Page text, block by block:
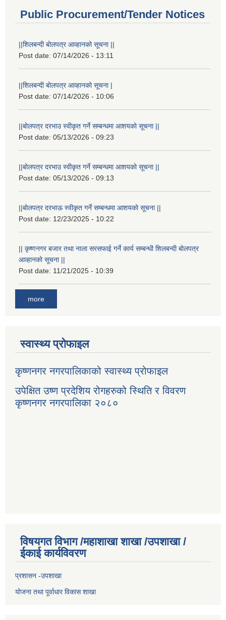
Public Procurement/Tender Notices
||शिलबन्दी बोलपत्र आव्हानको सूचना ||
Post date: 07/14/2026 - 13:11
||शिलबन्दी बोलपत्र आव्हानको सूचना |
Post date: 07/14/2026 - 10:06
||बोलपत्र दरभाउ स्वीकृत गर्ने सम्बन्धमा आशयको सूचना ||
Post date: 05/13/2026 - 09:23
||बोलपत्र दरभाउ स्वीकृत गर्ने सम्बन्धमा आशयको सूचना ||
Post date: 05/13/2026 - 09:13
||बोलपत्र दरभाऊ स्वीकृत गर्ने सम्बन्धमा आशयको सूचना ||
Post date: 12/23/2025 - 10:22
|| कृष्णनगर बजार तथा नाला सरसफाई गर्ने कार्य सम्बन्धी शिलबन्दी बोलपत्र
आव्हानको सूचना ||
Post date: 11/21/2025 - 10:39
more
स्वास्थ्य प्रोफाइल
कृष्णनगर नगरपालिकाको स्वास्थ्य प्रोफाइल
उपेक्षित उष्ण प्रदेशिय रोगहरुको स्थिति र विवरण
कृष्णनगर नगरपालिका २०८०
विषयगत विभाग /महाशाखा शाखा /उपशाखा /
ईकाई कार्यविवरण
प्रशासन -उपशाखा
योजना तथा पूर्वाधार विकास शाखा